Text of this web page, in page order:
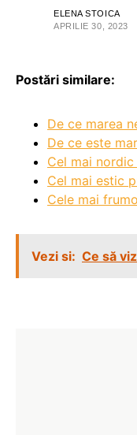
ELENA STOICA
APRILIE 30, 2023
Postări similare:
De ce marea
De ce este
Cel mai
Cel mai estic
Cele mai
Vezi si: Ce să